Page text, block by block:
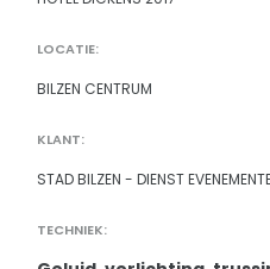
LOCATIE:
BILZEN CENTRUM
KLANT:
STAD BILZEN - DIENST
TECHNIEK: